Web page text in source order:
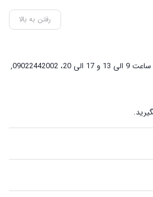
رفتن به بالا
,